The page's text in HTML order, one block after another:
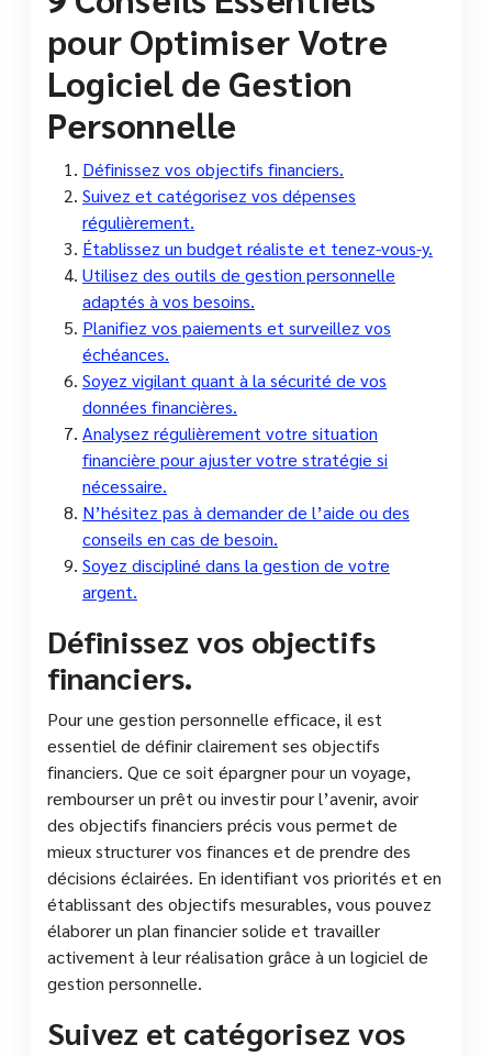
pour Optimiser Votre
Logiciel de Gestion
Personnelle
Définissez vos objectifs financiers.
Suivez et catégorisez vos dépenses
régulièrement.
Établissez un budget réaliste et tenez-vous-y.
Utilisez des outils de gestion personnelle
adaptés à vos besoins.
Planifiez vos paiements et surveillez vos
échéances.
Soyez vigilant quant à la sécurité de vos
données financières.
Analysez régulièrement votre situation
financière pour ajuster votre stratégie si
nécessaire.
N’hésitez pas à demander de l’aide ou des
conseils en cas de besoin.
Soyez discipliné dans la gestion de votre
argent.
Définissez vos objectifs
financiers.
Pour une gestion personnelle efficace, il est
essentiel de définir clairement ses objectifs
financiers. Que ce soit épargner pour un voyage,
rembourser un prêt ou investir pour l’avenir, avoir
des objectifs financiers précis vous permet de
mieux structurer vos finances et de prendre des
décisions éclairées. En identifiant vos priorités et en
établissant des objectifs mesurables, vous pouvez
élaborer un plan financier solide et travailler
activement à leur réalisation grâce à un logiciel de
gestion personnelle.
Suivez et catégorisez vos